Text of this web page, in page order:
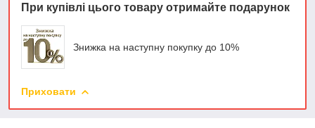
При купівлі цього товару отримайте подарунок
Знижка на наступну покупку до 10%
Приховати